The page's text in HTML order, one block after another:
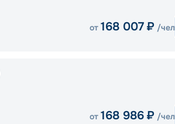
от 168 007 ₽ /чел
от 168 986 ₽ /чел